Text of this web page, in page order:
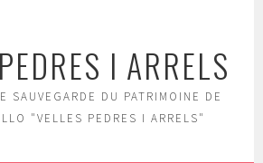
I ARRELS
SAUVEGARDE DU PATRIMOINE DE
"VELLES PEDRES I ARRELS"